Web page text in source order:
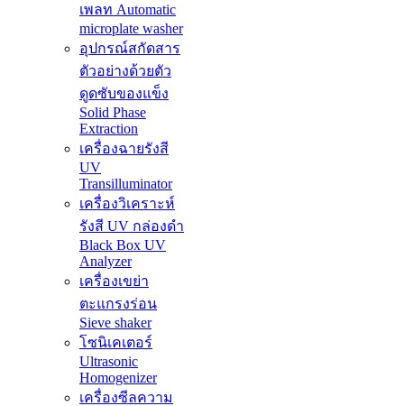
เพลท Automatic
microplate washer
อุปกรณ์สกัดสาร
ตัวอย่างด้วยตัว
ดูดซับของแข็ง
Solid Phase
Extraction
เครื่องฉายรังสี
UV
Transilluminator
เครื่องวิเคราะห์
รังสี UV กล่องดำ
Black Box UV
Analyzer
เครื่องเขย่า
ตะแกรงร่อน
Sieve shaker
โซนิเคเตอร์
Ultrasonic
Homogenizer
เครื่องซีลความ